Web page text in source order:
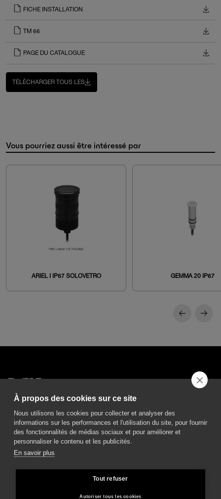
FICHE INSTALLATION
TM 66
PAGE DU CATALOGUE
TÉLÉCHARGER TOUS LES
Vous pourriez aussi être intéressé par
ARIEL I IP67 SOLOVETRO GEMMA 20 IP67
50013 Campi Bisenzio Firenze - Italy
All rights reserved - VAT No. 02237280488 - REA: FI496272 - Share capital: €
À propos des cookies sur ce site
Nous utilisons les cookies pour collecter et analyser des
informations sur les performances et l'utilisation du site, pour fournir
des fonctionnalités de médias sociaux et pour améliorer et
personnaliser le contenu et les publicités.
En savoir plus
Tout refuser
Autoriser tous les cookies